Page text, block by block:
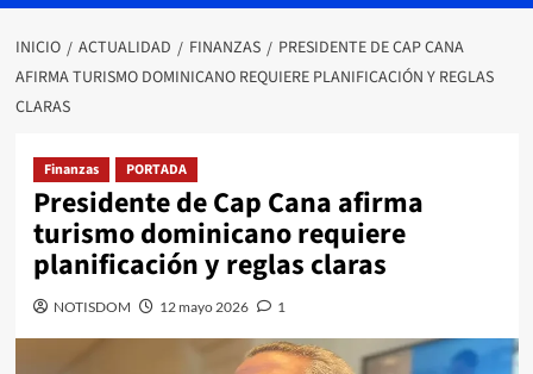
INICIO ACTUALIDAD FINANZAS
PRESIDENTE DE CAP CANA
AFIRMA TURISMO DOMINICANO REQUIERE PLANIFICACIÓN Y REGLAS
CLARAS
Finanzas PORTADA
Presidente de Cap Cana afirma
turismo dominicano requiere
planificación y reglas claras
NOTISDOM 12 mayo 2026 1